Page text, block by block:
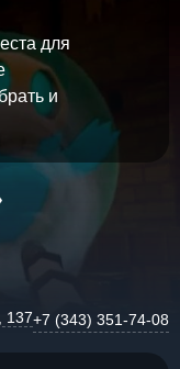
для
и
137+7 (343) 351-74-08